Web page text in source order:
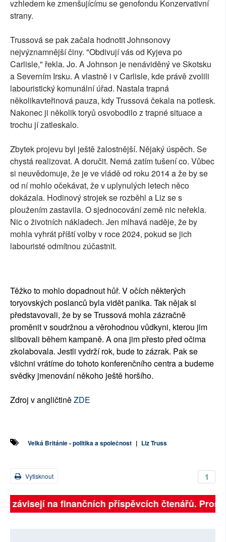
vzhledem ke zmenšujícímu se genofondu Konzervativní
strany.
Trussová se pak začala hodnotit Johnsonovy
nejvýznamnější činy. "Obdivují vás od Kyjeva po
Carlisle," řekla. Jo. A Johnson je nenáviděný ve Skotsku
a Severním Irsku. A vlastně i v Carlisle, kde právě zvolili
labouristický komunální úřad. Nastala trapná
několikavteřinová pauza, kdy Trussová čekala na potlesk.
Nakonec ji několik toryů osvobodilo z trapné situace a
trochu jí zatleskalo.
Zbytek projevu byl ještě žalostnější. Nějaký úspěch. Se
chystá realizovat. A doručit. Nemá zatím tušení co. Vůbec
si neuvědomuje, že je ve vládě od roku 2014 a že by se
od ní mohlo očekávat, že v uplynulých letech něco
dokázala. Hodinový strojek se rozběhl a Liz se s
ploužením zastavila. O sjednocování země nic neřekla.
Nic o životních nákladech. Jen mlhavá naděje, že by
mohla vyhrát příští volby v roce 2024, pokud se jich
labouristé odmítnou zúčastnit.
Těžko to mohlo dopadnout hůř. V očích některých
toryovských poslanců byla vidět panika. Tak nějak si
představovali, že by se Trussová mohla zázračně
proměnit v soudržnou a věrohodnou vůdkyni, kterou jim
slibovali během kampaně. A ona jim přesto před očima
zkolabovala. Jestli vydrží rok, bude to zázrak. Pak se
všichni vrátíme do tohoto konferenčního centra a budeme
svědky jmenování někoho ještě horšího.
Zdroj v angličtiněZDE
Velká Británie - politika a společnost | Liz Truss
1
Vytisknout
závisejí na finančních příspěvcích čtenářů.